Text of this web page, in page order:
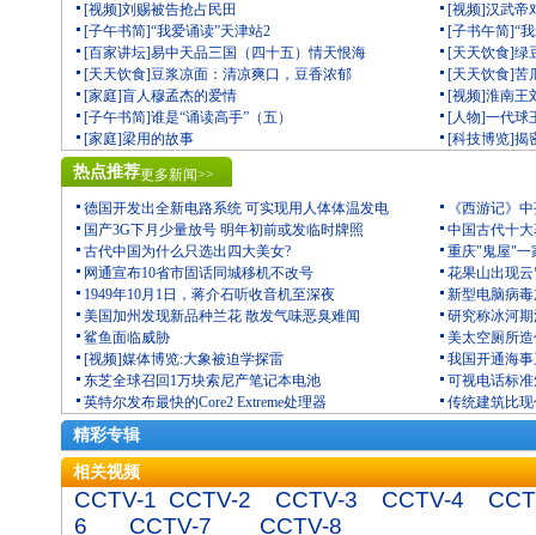
[视频]刘赐被告抢占民田
[视频]汉武帝
[子午书简]“我爱诵读”天津站2
[子书午简]“
[百家讲坛]易中天品三国（四十五）情天恨海
[天天饮食]绿
[天天饮食]豆浆凉面：清凉爽口，豆香浓郁
[天天饮食]苦
[家庭]盲人穆孟杰的爱情
[视频]淮南王
[子午书简]谁是“诵读高手”（五）
[人物]一代球
[家庭]梁用的故事
[科技博览]揭
热点推荐更多新闻>>
德国开发出全新电路系统 可实现用人体体温发电
《西游记》
国产3G下月少量放号 明年初前或发临时牌照
中国古代十
古代中国为什么只选出四大美女?
重庆"鬼屋"一
网通宣布10省市固话同城移机不改号
花果山出现
1949年10月1日，蒋介石听收音机至深夜
新型电脑病
美国加州发现新品种兰花 散发气味恶臭难闻
研究称冰河
鲨鱼面临威胁
美太空厕所
[视频]媒体博览:大象被迫学探雷
我国开通海
东芝全球召回1万块索尼产笔记本电池
可视电话标
英特尔发布最快的Core2 Extreme处理器
传统建筑比
精彩专辑
相关视频
CCTV-1 CCTV-2 CCTV-3 CCTV-4
6
CCTV-7 CCTV-8